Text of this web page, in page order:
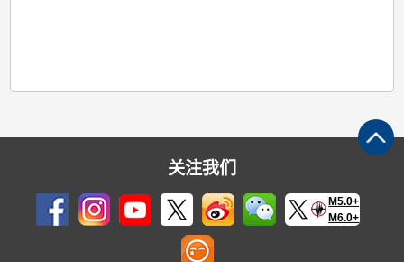
关注我们
M5.0+
M6.0+